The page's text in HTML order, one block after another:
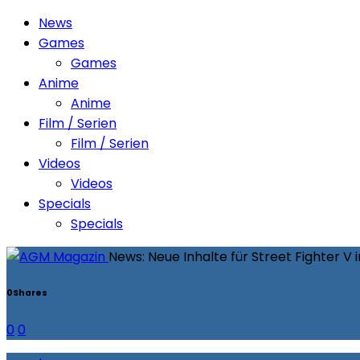
News
Games
Games
Anime
Anime
Film / Serien
Film / Serien
Videos
Videos
Specials
Specials
News: Neue Inhalte für Street Fighter V
0Shares
0 0